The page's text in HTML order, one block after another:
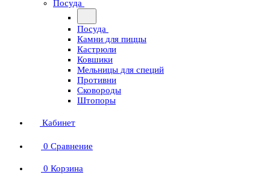
Посуда
Посуда
Камни для пиццы
Кастрюли
Ковшики
Мельницы для специй
Противни
Сковороды
Штопоры
Кабинет
0 Сравнение
0 Корзина